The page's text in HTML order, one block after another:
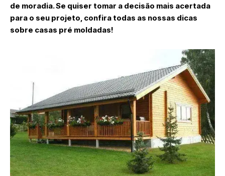
de moradia. Se quiser tomar a decisão mais acertada
para o seu projeto, confira todas as nossas dicas
sobre casas pré moldadas!